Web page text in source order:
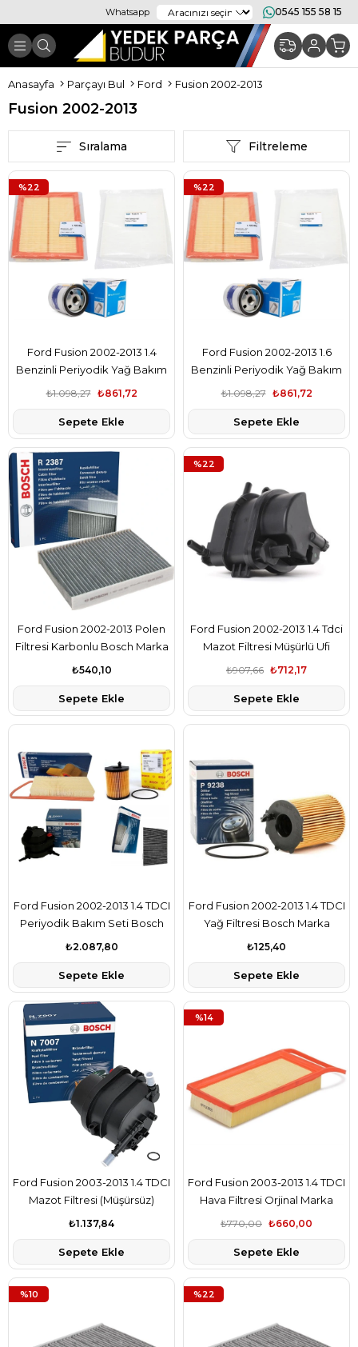
Whatsapp 0545 155 58 15
Anasayfa Parçayı Bul Ford Fusion 2002-2013
Fusion 2002-2013
Filtreleme
Sıralama
Ford Fusion 2002-2013 1.4
Benzinli Periyodik Yağ Bakım
Filtre Seti Ford Orjinal Marka
₺861,72
₺1.098,27
Sepete Ekle
%22
Ford Fusion 2002-2013 1.6
Benzinli Periyodik Yağ Bakım
Filtre Seti Ford Orjinal Marka
₺861,72
₺1.098,27
Sepete Ekle
%22
Ford Fusion 2002-2013 Polen
Filtresi Karbonlu Bosch Marka
ME2S6H16N619AA
₺540,10
Sepete Ekle
Ford Fusion 2002-2013 1.4 Tdci
Mazot Filtresi Müşürlü Ufi
Marka 2S6Q9155AD
₺712,17
₺907,66
Sepete Ekle
%22
Ford Fusion 2002-2013 1.4 TDCI
Periyodik Bakım Seti Bosch
Marka 2S6Q9601A1A-
ME2S6H16N619AA
₺2.087,80
Sepete Ekle
Ford Fusion 2002-2013 1.4 TDCI
Yağ Filtresi Bosch Marka
2S6Q6714AB
₺125,40
Sepete Ekle
Ford Fusion 2003-2013 1.4 TDCI
Mazot Filtresi (Müşürsüz)
Bosch Marka 2S6Q9155BA
₺1.137,84
Sepete Ekle
Ford Fusion 2003-2013 1.4 TDCI
Hava Filtresi Orjinal Marka
T167653₺660,00
₺770,00
Sepete Ekle
%14
%10 %22